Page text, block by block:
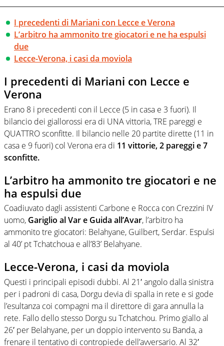
I precedenti di Mariani con Lecce e Verona
L’arbitro ha ammonito tre giocatori e ne ha espulsi
due
Lecce-Verona, i casi da moviola
I precedenti di Mariani con Lecce e
Verona
Erano 8 i precedenti con il Lecce (5 in casa e 3 fuori). Il
bilancio dei giallorossi era di UNA vittoria, TRE pareggi e
QUATTRO sconfitte. Il bilancio nelle 20 partite dirette (11 in
casa e 9 fuori) col Verona era di 11 vittorie, 2 pareggi e 7
sconfitte.
L’arbitro ha ammonito tre giocatori e ne
ha espulsi due
Coadiuvato dagli assistenti Carbone e Rocca con Crezzini IV
uomo, Gariglio al Var e Guida all’Avar, l’arbitro ha
ammonito tre giocatori: Belahyane, Guilbert, Serdar. Espulsi
al 40’ pt Tchatchoua e all’83’ Belahyane.
Lecce-Verona, i casi da moviola
Questi i principali episodi dubbi. Al 21′ angolo dalla sinistra
per i padroni di casa, Dorgu devia di spalla in rete e si gode
l’esultanza coi compagni ma il direttore di gara annulla la
rete. Fallo dello stesso Dorgu su Tchatchou. Primo giallo al
26′ per Belahyane, per un doppio intervento su Banda, a
frenare il tentativo di contropiede dell’avversario. Al 32′